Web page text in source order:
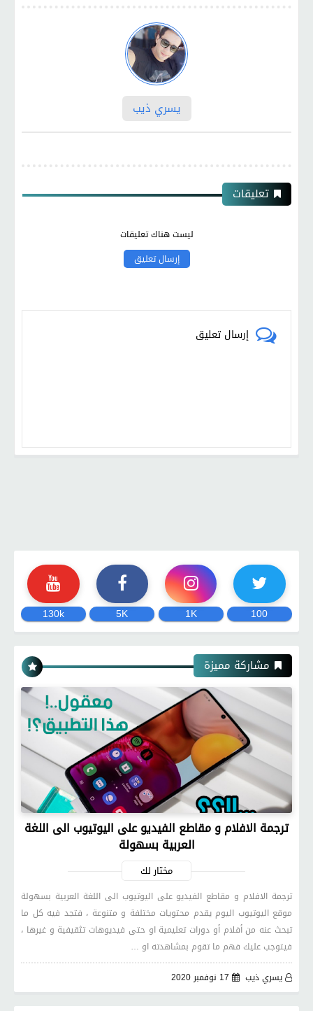
يسري ذيب
تعليقات
ليست هناك تعليقات
إرسال تعليق
إرسال تعليق
100
1K
5K
130k
مشاركة مميزة
ترجمة الافلام و مقاطع الفيديو على اليوتيوب الى اللغة
العربية بسهولة
مختار لك
ترجمة الافلام و مقاطع الفيديو على اليوتيوب الى اللغة العربية بسهولة
موقع اليوتيوب اليوم يقدم محتويات مختلفة و متنوعة ، فتجد فيه كل ما
تبحث عنه من أفلام أو دورات تعليمية او حتى فيديوهات تثقيفية و غيرها ،
فيتوجب عليك فهم ما تقوم بمشاهدته او …
يسري ذيب
17 نوفمبر 2020